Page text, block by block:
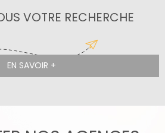
VOTRE RECHERCHE
EN SAVOIR +